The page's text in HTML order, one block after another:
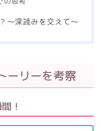
～深読みを交えて～
ーリーを考察
！